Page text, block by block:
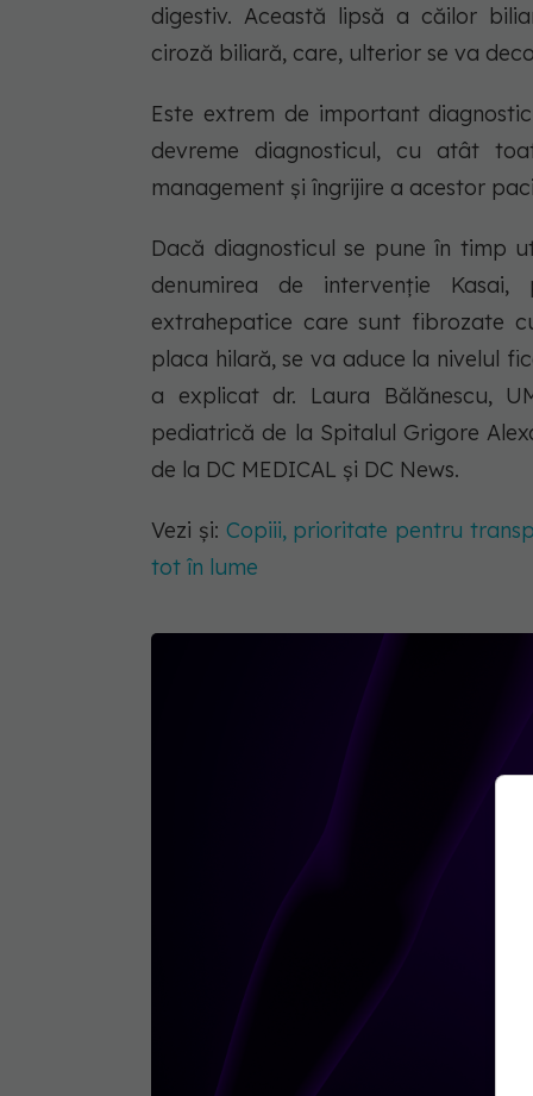
digestiv. Această lipsă a căilor
ciroză biliară, care, ulterior se va
Este extrem de important
devreme diagnosticul, cu atât
management și îngrijire a acestor
Dacă diagnosticul se pune în timp
denumirea de intervenție
extrahepatice care sunt fibrozate
placa hilară, se va aduce la nivelul
a explicat dr. Laura Bălănescu,
pediatrică de la Spitalul Grigore
de la DC MEDICAL și DC News.
Vezi și: Copiii, prioritate pentru
tot în lume